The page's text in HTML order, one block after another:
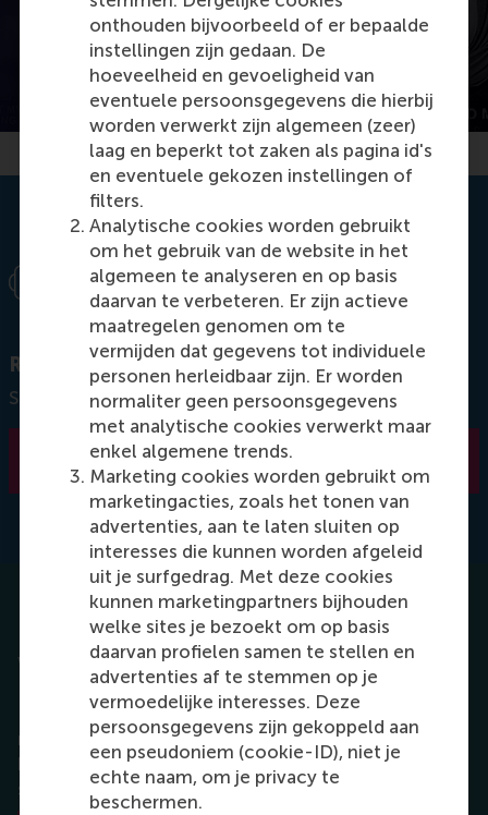
onthouden bijvoorbeeld of er bepaalde
instellingen zijn gedaan. De
hoeveelheid en gevoeligheid van
eventuele persoonsgegevens die hierbij
worden verwerkt zijn algemeen (zeer)
laag en beperkt tot zaken als pagina id's
en eventuele gekozen instellingen of
filters.
Analytische cookies worden gebruikt
om het gebruik van de website in het
algemeen te analyseren en op basis
daarvan te verbeteren. Er zijn actieve
maatregelen genomen om te
vermijden dat gegevens tot individuele
personen herleidbaar zijn. Er worden
normaliter geen persoonsgegevens
met analytische cookies verwerkt maar
enkel algemene trends.
Marketing cookies worden gebruikt om
marketingacties, zoals het tonen van
advertenties, aan te laten sluiten op
interesses die kunnen worden afgeleid
uit je surfgedrag. Met deze cookies
kunnen marketingpartners bijhouden
welke sites je bezoekt om op basis
daarvan profielen samen te stellen en
advertenties af te stemmen op je
vermoedelijke interesses. Deze
persoonsgegevens zijn gekoppeld aan
een pseudoniem (cookie-ID), niet je
echte naam, om je privacy te
beschermen.
I WILL: what is your goal?
Ready to share your I WILL statement?
Sign up for an I WILL photoshoot today
Sign up now
Inspiring stories
What is beyond your I WILL?
Like some help to bring your I WILL statement into
reality? Take inspiration from others who have
boldly owned their statement and have taken
steps to achieve their aspirations.